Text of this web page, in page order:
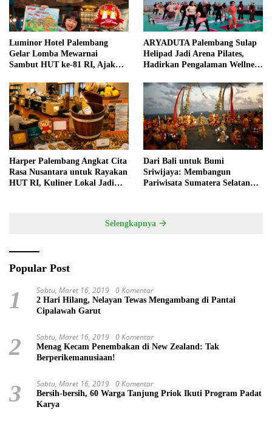
Luminor Hotel Palembang
Gelar Lomba Mewarnai
Sambut HUT ke-81 RI, Ajak
ARYADUTA Palembang Sulap
Helipad Jadi Arena Pilates,
Hadirkan Pengalaman Wellness
Harper Palembang Angkat Cita
Rasa Nusantara untuk Rayakan
HUT RI, Kuliner Lokal Jadi
Dari Bali untuk Bumi
Sriwijaya: Membangun
Pariwisata Sumatera Selatan
Selengkapnya
Popular Post
1 Sabtu, Maret 16, 2019 0 Komentar
2 Hari Hilang, Nelayan Tewas Mengambang di Pantai
Cipalawah Garut
2 Sabtu, Maret 16, 2019 0 Komentar
Menag Kecam Penembakan di New Zealand: Tak
Berperikemanusiaan!
3 Sabtu, Maret 16, 2019 0 Komentar
Bersih-bersih, 60 Warga Tanjung Priok Ikuti Program Padat
Karya